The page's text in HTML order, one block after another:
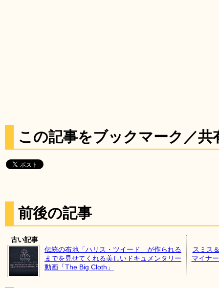
この記事をブックマーク／共
前後の記事
古い記事
伝統の布地「ハリス・ツイード」が作られる
までを見せてくれる美しいドキュメンタリー
動画「The Big Cloth」
スミス
マイナ